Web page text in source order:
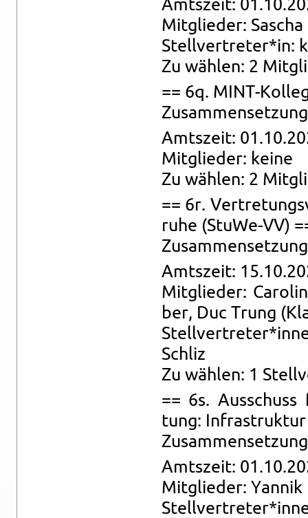
Amts­zeit:
Mit­glie­der:
Stell­ver­tre­ter*in:
Zu wäh­len: 2
== 6q. MINT-
Amts­zeit:
Mit­glie­der: keine
Zu wäh­len: 2
== 6r.
ru­he (Stu­We-VV)
Amts­zeit:
Mit­glie­der:
ber, Duc Trung
Schliz
Zu wäh­len: 1
== 6s.
tung: In­fra­struk­tur
Amts­zeit:
Mit­glie­der: Yan­nik